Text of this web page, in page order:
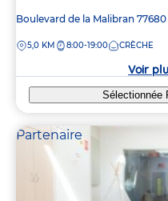
Adresse
la
Boulevard de la Malibran 77680
DISTANCE
5,0 KM 8:00-19:00 CRÈCHE
Voir
Sélectionnée
Partenaire